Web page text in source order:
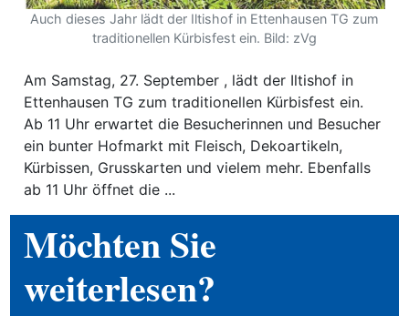
Auch dieses Jahr lädt der Iltishof in Ettenhausen TG zum
traditionellen Kürbisfest ein. Bild: zVg
Am Samstag, 27. September , lädt der Iltishof in
Ettenhausen TG zum traditionellen Kürbisfest ein.
Ab 11 Uhr erwartet die Besucherinnen und Besucher
ein bunter Hofmarkt mit Fleisch, Dekoartikeln,
Kürbissen, Grusskarten und vielem mehr. Ebenfalls
ab 11 Uhr öffnet die ...
Möchten Sie
weiterlesen?